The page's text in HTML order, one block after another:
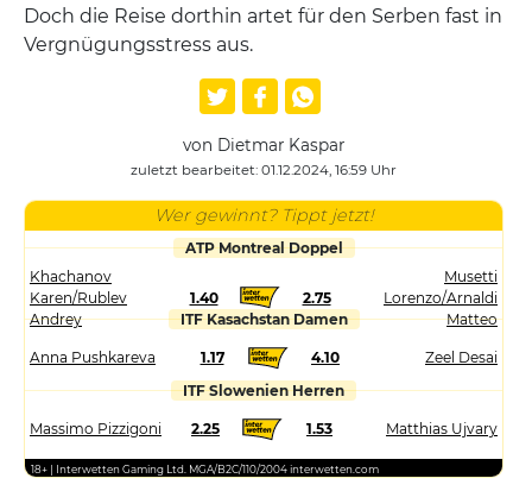
Doch die Reise dorthin artet für den Serben fast in
Vergnügungsstress aus.
von Dietmar Kaspar
zuletzt bearbeitet: 01.12.2024, 16:59 Uhr
Wer gewinnt? Tippt jetzt!
ATP Montreal Doppel
Khachanov
Karen/Rublev
Andrey
1.40 2.75
Musetti
Lorenzo/Arnaldi
Matteo
ITF Kasachstan Damen
Anna Pushkareva 1.17 4.10
Zeel Desai
ITF Slowenien Herren
Massimo Pizzigoni 2.25 1.53 Matthias Ujvary
18+ | Interwetten Gaming Ltd. MGA/B2C/110/2004 interwetten.com